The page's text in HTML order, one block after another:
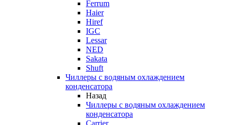
Ferrum
Haier
Hiref
IGC
Lessar
NED
Sakata
Shuft
Чиллеры с водяным охлаждением
конденсатора
Назад
Чиллеры с водяным охлаждением
конденсатора
Carrier